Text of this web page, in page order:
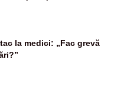
economisește! Limba
la medici: „Fac grevă